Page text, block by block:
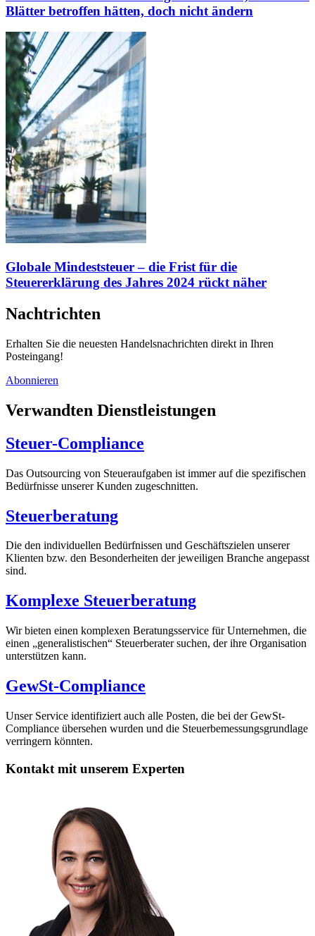
Blätter betroffen hätten, doch nicht ändern
Globale Mindeststeuer – die Frist für die
Steuererklärung des Jahres 2024 rückt näher
Nachtrichten
Erhalten Sie die neuesten Handelsnachrichten direkt in Ihren
Posteingang!
Abonnieren
Verwandten Dienstleistungen
Steuer-Compliance
Das Outsourcing von Steueraufgaben ist immer auf die spezifischen
Bedürfnisse unserer Kunden zugeschnitten.
Steuerberatung
Die den individuellen Bedürfnissen und Geschäftszielen unserer
Klienten bzw. den Besonderheiten der jeweiligen Branche angepasst
sind.
Komplexe Steuerberatung
Wir bieten einen komplexen Beratungsservice für Unternehmen, die
einen „generalistischen“ Steuerberater suchen, der ihre Organisation
unterstützen kann.
GewSt-Compliance
Unser Service identifiziert auch alle Posten, die bei der GewSt-
Compliance übersehen wurden und die Steuerbemessungsgrundlage
verringern könnten.
Kontakt mit unserem Experten